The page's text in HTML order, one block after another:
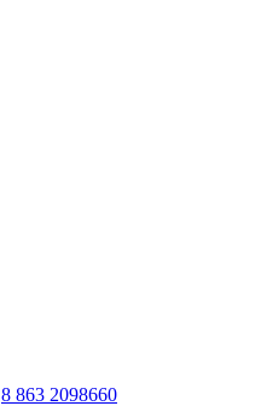
8 863 2098660